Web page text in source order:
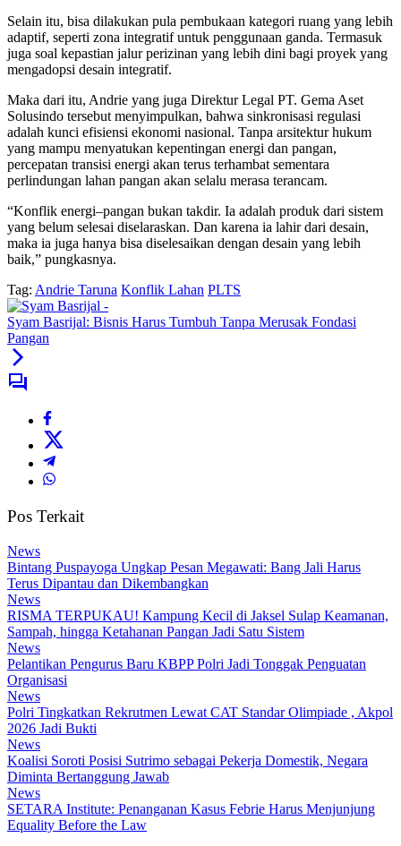
Selain itu, bisa dilakukan pula pembukaan kategori ruang yang lebih
adaptif, seperti zona integratif untuk penggunaan ganda. Termasuk
juga soal kepastian jalur perizinan yang lebih dini bagi proyek yang
mengadopsi desain integratif.
Maka dari itu, Andrie yang juga Direktur Legal PT. Gema Aset
Solusindo tersebut menyimpulkan, bahwa sinkronisasi regulasi
adalah kunci efisiensi ekonomi nasional. Tanpa arsitektur hukum
yang mampu menyatukan kepentingan energi dan pangan,
percepatan transisi energi akan terus terhambat sementara
perlindungan lahan pangan akan selalu merasa terancam.
“Konflik energi–pangan bukan takdir. Ia adalah produk dari sistem
yang belum selesai diselaraskan. Dan karena ia lahir dari desain,
maka ia juga hanya bisa diselesaikan dengan desain yang lebih
baik,” pungkasnya.
Tag: Andrie Taruna Konflik Lahan PLTS
Syam Basrijal: Bisnis Harus Tumbuh Tanpa Merusak Fondasi
Pangan
Pos Terkait
News
Bintang Puspayoga Ungkap Pesan Megawati: Bang Jali Harus
Terus Dipantau dan Dikembangkan
News
RISMA TERPUKAU! Kampung Kecil di Jaksel Sulap Keamanan,
Sampah, hingga Ketahanan Pangan Jadi Satu Sistem
News
Pelantikan Pengurus Baru KBPP Polri Jadi Tonggak Penguatan
Organisasi
News
Polri Tingkatkan Rekrutmen Lewat CAT Standar Olimpiade , Akpol
2026 Jadi Bukti
News
Koalisi Soroti Posisi Sutrimo sebagai Pekerja Domestik, Negara
Diminta Bertanggung Jawab
News
SETARA Institute: Penanganan Kasus Febrie Harus Menjunjung
Equality Before the Law